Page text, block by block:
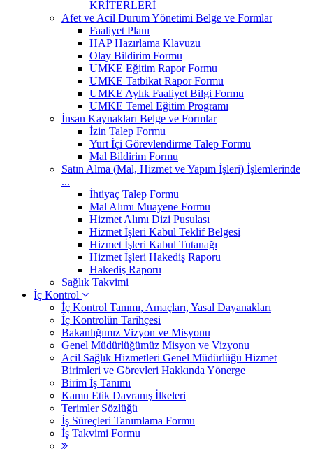
KRİTERLERİ
Afet ve Acil Durum Yönetimi Belge ve Formlar
Faaliyet Planı
HAP Hazırlama Klavuzu
Olay Bildirim Formu
UMKE Eğitim Rapor Formu
UMKE Tatbikat Rapor Formu
UMKE Aylık Faaliyet Bilgi Formu
UMKE Temel Eğitim Programı
İnsan Kaynakları Belge ve Formlar
İzin Talep Formu
Yurt İçi Görevlendirme Talep Formu
Mal Bildirim Formu
Satın Alma (Mal, Hizmet ve Yapım İşleri) İşlemlerinde
...
İhtiyaç Talep Formu
Mal Alımı Muayene Formu
Hizmet Alımı Dizi Pusulası
Hizmet İşleri Kabul Teklif Belgesi
Hizmet İşleri Kabul Tutanağı
Hizmet İşleri Hakediş Raporu
Hakediş Raporu
Sağlık Takvimi
İç Kontrol
İç Kontrol Tanımı, Amaçları, Yasal Dayanakları
İç Kontrolün Tarihçesi
Bakanlığımız Vizyon ve Misyonu
Genel Müdürlüğümüz Misyon ve Vizyonu
Acil Sağlık Hizmetleri Genel Müdürlüğü Hizmet
Birimleri ve Görevleri Hakkında Yönerge
Birim İş Tanımı
Kamu Etik Davranış İlkeleri
Terimler Sözlüğü
İş Süreçleri Tanımlama Formu
İş Takvimi Formu